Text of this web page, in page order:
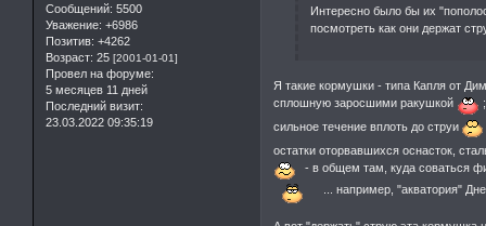
Сообщений: 5500
Уважение: +6986
Позитив: +4262
Возраст: 25 [2001-01-01]
Провел на форуме:
5 месяцев 11 дней
Последний визит:
23.03.2022 09:35:19
Интересно было бы их
посмотреть как они держат
Я такие кормушки - типа Капля от
сплошную заросшими ракушкой
сильное течение вплоть до струи
остатки оторвавшихся оснасток,
- в общем там, куда соваться
... например, "акватория"